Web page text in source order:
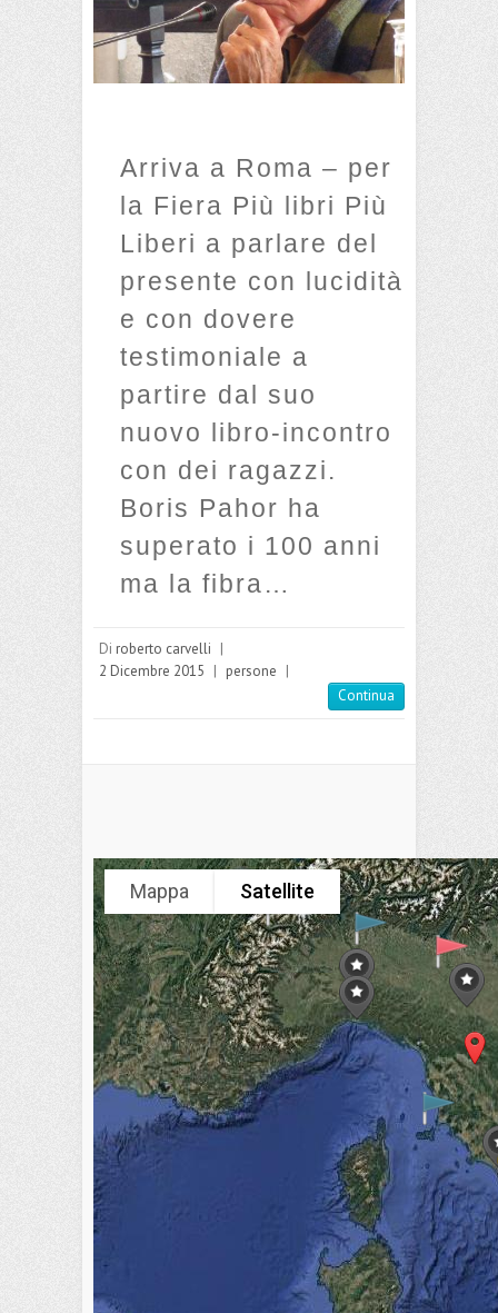
Arriva a Roma – per
la Fiera Più libri Più
Liberi a parlare del
presente con lucidità
e con dovere
testimoniale a
partire dal suo
nuovo libro-incontro
con dei ragazzi.
Boris Pahor ha
superato i 100 anni
ma la fibra…
Di roberto carvelli |
2 Dicembre 2015 | persone |
Continua
Mappa Satellite